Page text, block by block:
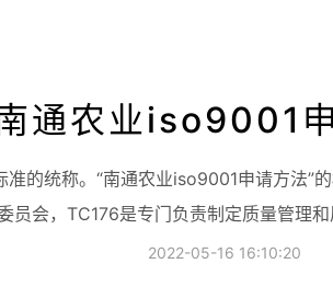
通农业iso9001
的统称。“南通农业iso9001申请方法”
员会，TC176是专门负责制定质量管理和
2022-05-16 16:10:20